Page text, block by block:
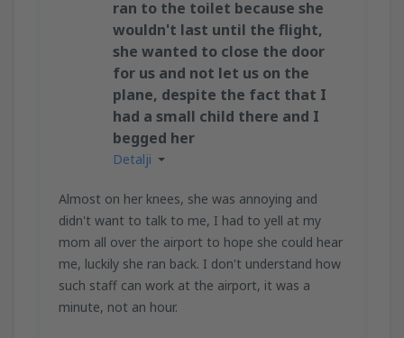
ran to the toilet because she
wouldn't last until the flight,
she wanted to close the door
for us and not let us on the
plane, despite the fact that I
had a small child there and I
begged her
Detalji
Almost on her knees, she was annoying and
didn't want to talk to me, I had to yell at my
mom all over the airport to hope she could hear
me, luckily she ran back. I don't understand how
such staff can work at the airport, it was a
minute, not an hour.